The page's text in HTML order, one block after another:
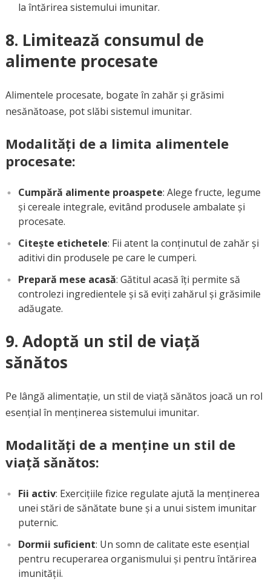
la întărirea sistemului imunitar.
8. Limitează consumul de
alimente procesate
Alimentele procesate, bogate în zahăr și grăsimi
nesănătoase, pot slăbi sistemul imunitar.
Modalități de a limita alimentele
procesate:
Cumpără alimente proaspete: Alege fructe, legume
și cereale integrale, evitând produsele ambalate și
procesate.
Citește etichetele: Fii atent la conținutul de zahăr și
aditivi din produsele pe care le cumperi.
Prepară mese acasă: Gătitul acasă îți permite să
controlezi ingredientele și să eviți zahărul și grăsimile
adăugate.
9. Adoptă un stil de viață
sănătos
Pe lângă alimentație, un stil de viață sănătos joacă un rol
esențial în menținerea sistemului imunitar.
Modalități de a menține un stil de
viață sănătos:
Fii activ: Exercițiile fizice regulate ajută la menținerea
unei stări de sănătate bune și a unui sistem imunitar
puternic.
Dormii suficient: Un somn de calitate este esențial
pentru recuperarea organismului și pentru întărirea
imunității.